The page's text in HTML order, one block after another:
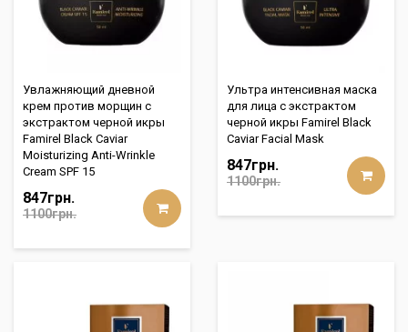
Увлажняющий дневной
крем против морщин с
экстрактом черной икры
Famirel Black Caviar
Moisturizing Anti-Wrinkle
Cream SPF 15
847грн.
1100грн.
Ультра интенсивная маска
для лица с экстрактом
черной икры Famirel Black
Caviar Facial Mask
847грн.
1100грн.